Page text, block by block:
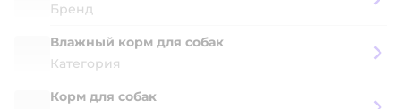
Бренд
Влажный корм для собак
Категория
Корм для собак